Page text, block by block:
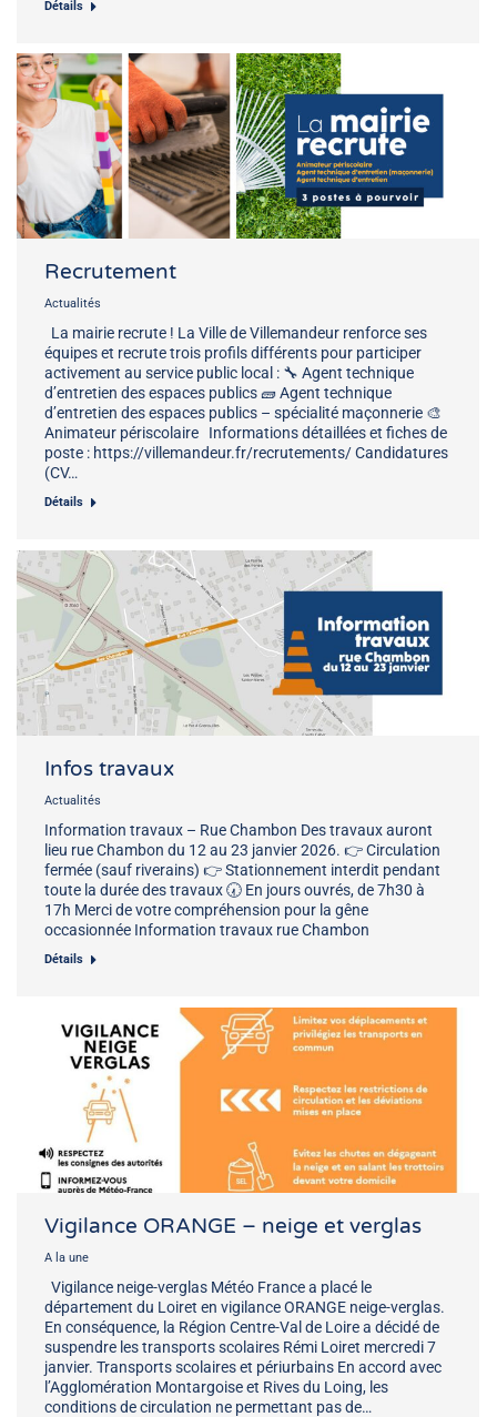
Détails
Recrutement
Actualités
La mairie recrute ! La Ville de Villemandeur renforce ses
équipes et recrute trois profils différents pour participer
activement au service public local : 🔧 Agent technique
d’entretien des espaces publics 🧱 Agent technique
d’entretien des espaces publics – spécialité maçonnerie 🎨
Animateur périscolaire Informations détaillées et fiches de
poste : https://villemandeur.fr/recrutements/ Candidatures
(CV…
Détails
Infos travaux
Actualités
Information travaux – Rue Chambon Des travaux auront
lieu rue Chambon du 12 au 23 janvier 2026. 👉 Circulation
fermée (sauf riverains) 👉 Stationnement interdit pendant
toute la durée des travaux 🕢 En jours ouvrés, de 7h30 à
17h Merci de votre compréhension pour la gêne
occasionnée Information travaux rue Chambon
Détails
Vigilance ORANGE – neige et verglas
A la une
Vigilance neige-verglas Météo France a placé le
département du Loiret en vigilance ORANGE neige-verglas.
En conséquence, la Région Centre-Val de Loire a décidé de
suspendre les transports scolaires Rémi Loiret mercredi 7
janvier. Transports scolaires et périurbains En accord avec
l’Agglomération Montargoise et Rives du Loing, les
conditions de circulation ne permettant pas de…